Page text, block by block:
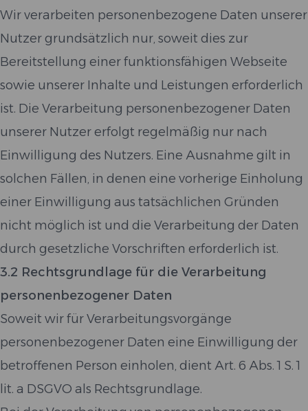
Wir verarbeiten personenbezogene Daten unserer
Nutzer grundsätzlich nur, soweit dies zur
Bereitstellung einer funktionsfähigen Webseite
sowie unserer Inhalte und Leistungen erforderlich
ist. Die Verarbeitung personenbezogener Daten
unserer Nutzer erfolgt regelmäßig nur nach
Einwilligung des Nutzers. Eine Ausnahme gilt in
solchen Fällen, in denen eine vorherige Einholung
einer Einwilligung aus tatsächlichen Gründen
nicht möglich ist und die Verarbeitung der Daten
durch gesetzliche Vorschriften erforderlich ist.
3.2 Rechtsgrundlage für die Verarbeitung
personenbezogener Daten
Soweit wir für Verarbeitungsvorgänge
personenbezogener Daten eine Einwilligung der
betroffenen Person einholen, dient Art. 6 Abs. 1 S. 1
lit. a DSGVO als Rechtsgrundlage.